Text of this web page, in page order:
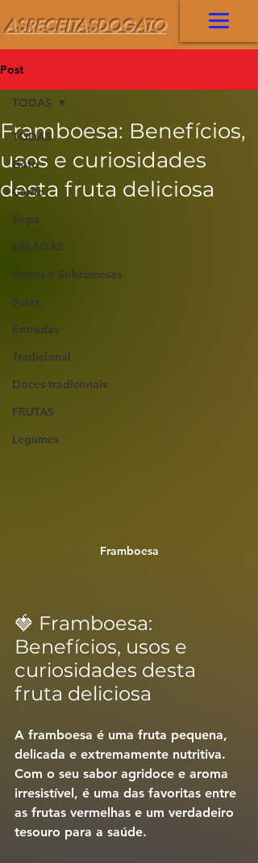
ASRECEITASDOGATO
Post
TODAS
Gato
Carne
Sopa
SALADAS
Doces e Sobremesas
Peixe
Entradas
Tradicional
Doces tradiconais
FRUTAS
Legumes
TODAS
Framboesa: Benefícios,
usos e curiosidades
desta fruta deliciosa
Framboesa
🍓 Framboesa:
Benefícios, usos e
curiosidades desta
fruta deliciosa
A framboesa é uma fruta pequena,
delicada e extremamente nutritiva.
Com o seu sabor agridoce e aroma
irresistível, é uma das favoritas entre
as frutas vermelhas e um verdadeiro
tesouro para a saúde.